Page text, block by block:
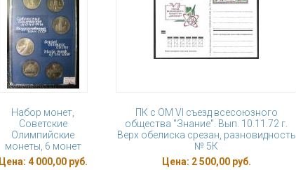
Набор монет,
Советские
Олимпийские
монеты, 6 монет
Цена: 4 000,00 руб.
ПК с ОМ VI съезд всесоюзного
общества "Знание". Вып. 10.11.72 г.
Верх обелиска срезан, разновидность
№ 5К
Цена: 2 500,00 руб.